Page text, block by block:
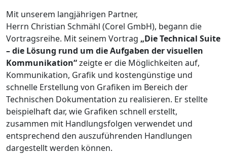
Mit unserem langjährigen Partner,
Herrn Christian Schmähl (Corel GmbH), begann die
Vortragsreihe. Mit seinem Vortrag „Die Technical Suite
– die Lösung rund um die Aufgaben der visuellen
Kommunikation“zeigte er die Möglichkeiten auf,
Kommunikation, Grafik und kostengünstige und
schnelle Erstellung von Grafiken im Bereich der
Technischen Dokumentation zu realisieren. Er stellte
beispielhaft dar, wie Grafiken schnell erstellt,
zusammen mit Handlungsfolgen verwendet und
entsprechend den auszuführenden Handlungen
dargestellt werden können.